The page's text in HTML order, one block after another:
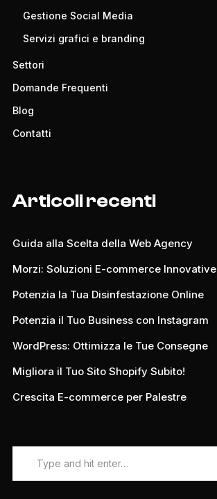
Gestione Social Media
Servizi grafici e branding
Settori
Domande Frequenti
Blog
Contatti
Articoli recenti
Guida alla Scelta della Web Agency
Morzi: Soluzioni E-commerce Innovative
Potenzia la Tua Disinfestazione Online
Potenzia il Tuo Business con Instagram
WordPress: Ottimizza le Tue Consegne
Migliora il Tuo Sito Shopify Subito!
Crescita E-commerce per Palestre